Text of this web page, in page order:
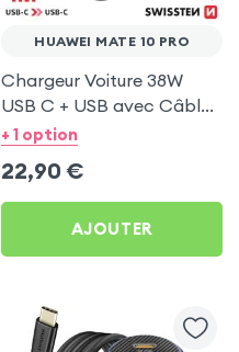
HUAWEI MATE 10 PRO
Chargeur Voiture 38W
USB C + USB avec Câble
type C Swissten pour
+ 1 option
22,90 €
AJOUTER